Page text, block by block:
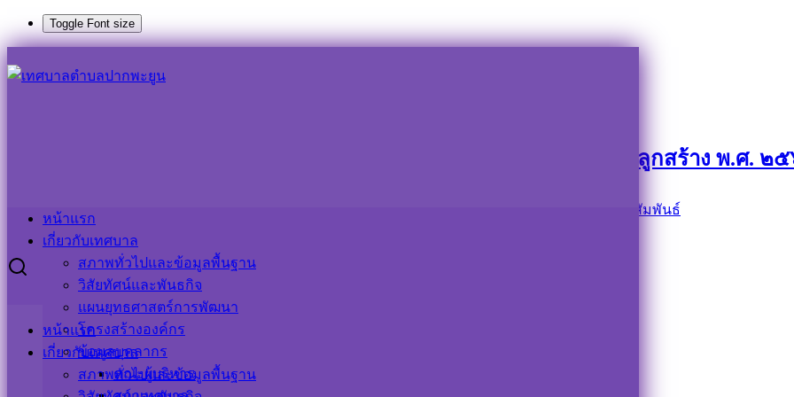
Toggle Font size
Skip
to
หน้าแรก
เกี่ยวกับเทศบาล
สภาพทั่วไปและข้อมูลพื้นฐาน
วิสัยทัศน์และพันธกิจ
แผนยุทธศาสตร์การพัฒนา
โครงสร้างองค์กร
ข้อมูลบุคลากร
คณะผู้บริหาร
หน้าแรก
เกี่ยวกับเทศบาล
สภาพทั่วไปและข้อมูลพื้นฐาน
Search
การขยายกำหนดเวลาดำเนินการตามพระราชบัญญัติภาษีที่ดินและสิ่งปลูกสร้าง พ.ศ. ๒
20 พฤศจิกายน 2024 ข่าวประชาสัมพันธ์